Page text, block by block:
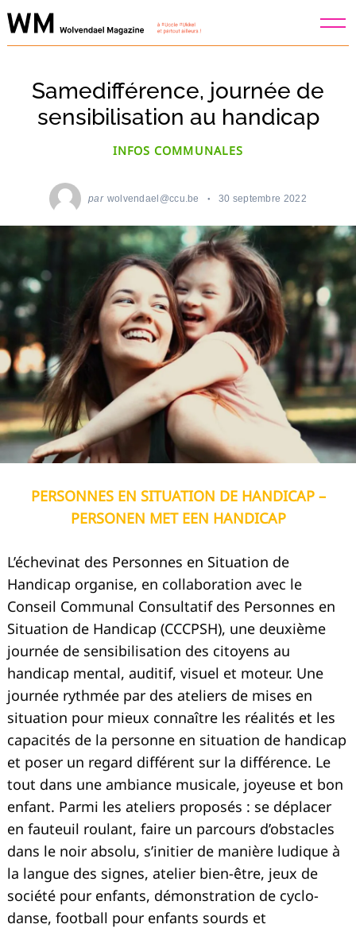
Skip
to
Samedifférence, journée de
sensibilisation au handicap
INFOS COMMUNALES
par wolvendael@ccu.be 30 septembre 2022
PERSONNES EN SITUATION DE HANDICAP –
PERSONEN MET EEN HANDICAP
L’échevinat des Personnes en Situation de
Handicap organise, en collaboration avec le
Conseil Communal Consultatif des Personnes en
Situation de Handicap (CCCPSH), une deuxième
journée de sensibilisation des citoyens au
handicap mental, auditif, visuel et moteur. Une
journée rythmée par des ateliers de mises en
situation pour mieux connaître les réalités et les
capacités de la personne en situation de handicap
et poser un regard différent sur la différence. Le
tout dans une ambiance musicale, joyeuse et bon
enfant. Parmi les ateliers proposés : se déplacer
en fauteuil roulant, faire un parcours d’obstacles
dans le noir absolu, s’initier de manière ludique à
la langue des signes, atelier bien-être, jeux de
société pour enfants, démonstration de cyclo-
danse, football pour enfants sourds et